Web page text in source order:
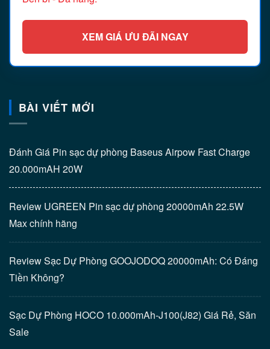
XEM GIÁ ƯU ĐÃI NGAY
BÀI VIẾT MỚI
Đánh Giá Pin sạc dự phòng Baseus Airpow Fast Charge
20.000mAH 20W
Review UGREEN Pin sạc dự phòng 20000mAh 22.5W
Max chính hãng
Review Sạc Dự Phòng GOOJODOQ 20000mAh: Có Đáng
Tiền Không?
Sạc Dự Phòng HOCO 10.000mAh-J100(J82) Giá Rẻ, Săn
Sale